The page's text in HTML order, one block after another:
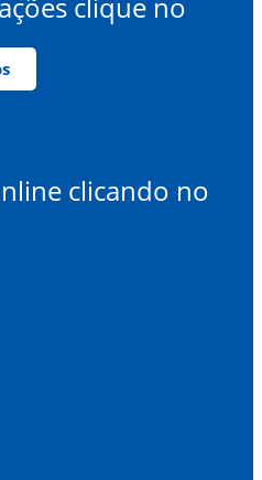
clicando no